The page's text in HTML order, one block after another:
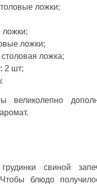
ложки;
ложки;
ложки;
столовая ложка;
2 шт;
великолепно
свиной
блюдо